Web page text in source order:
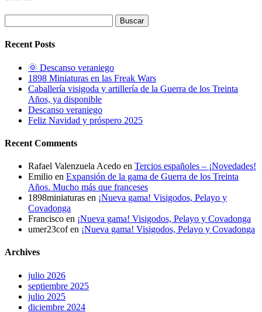
Recent Posts
🌞 Descanso veraniego
1898 Miniaturas en las Freak Wars
Caballería visigoda y artillería de la Guerra de los Treinta
Años, ya disponible
Descanso veraniego
Feliz Navidad y próspero 2025
Recent Comments
Rafael Valenzuela Acedo en Tercios españoles – ¡Novedades!
Emilio en Expansión de la gama de Guerra de los Treinta
Años. Mucho más que franceses
1898miniaturas en ¡Nueva gama! Visigodos, Pelayo y
Covadonga
Francisco en ¡Nueva gama! Visigodos, Pelayo y Covadonga
umer23cofen ¡Nueva gama! Visigodos, Pelayo y Covadonga
Archives
julio 2026
septiembre 2025
julio 2025
diciembre 2024